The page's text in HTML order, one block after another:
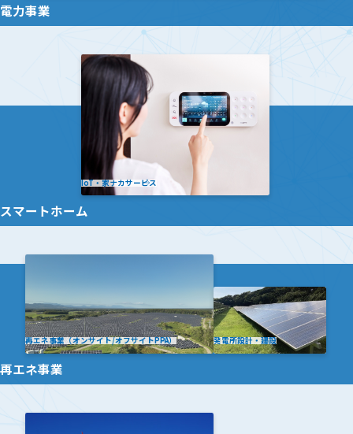
電力事業
IoT・家ナカサービス
スマートホーム
再エネ事業（オンサイト/オフサイトPPA） 発電所設計・建設
再エネ事業